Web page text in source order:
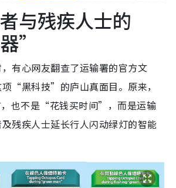
与残疾人士的
”
有心网友翻查了运输署的官方文
“黑科技”的庐山真面目。原来，
，也不是“花钱买时间”，而是运输
残疾人士延长行人闪动绿灯的智能